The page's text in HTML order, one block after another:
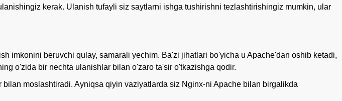
kerak. Ulanish tufayli siz saytlarni ishga tushirishni tezlashtirishingiz mumkin, ular
imkonini beruvchi qulay, samarali yechim. Ba'zi jihatlari bo'yicha u Apache'dan oshib ketadi,
o'zida bir nechta ulanishlar bilan o'zaro ta'sir o'tkazishga qodir.
moslashtiradi. Ayniqsa qiyin vaziyatlarda siz Nginx-ni Apache bilan birgalikda